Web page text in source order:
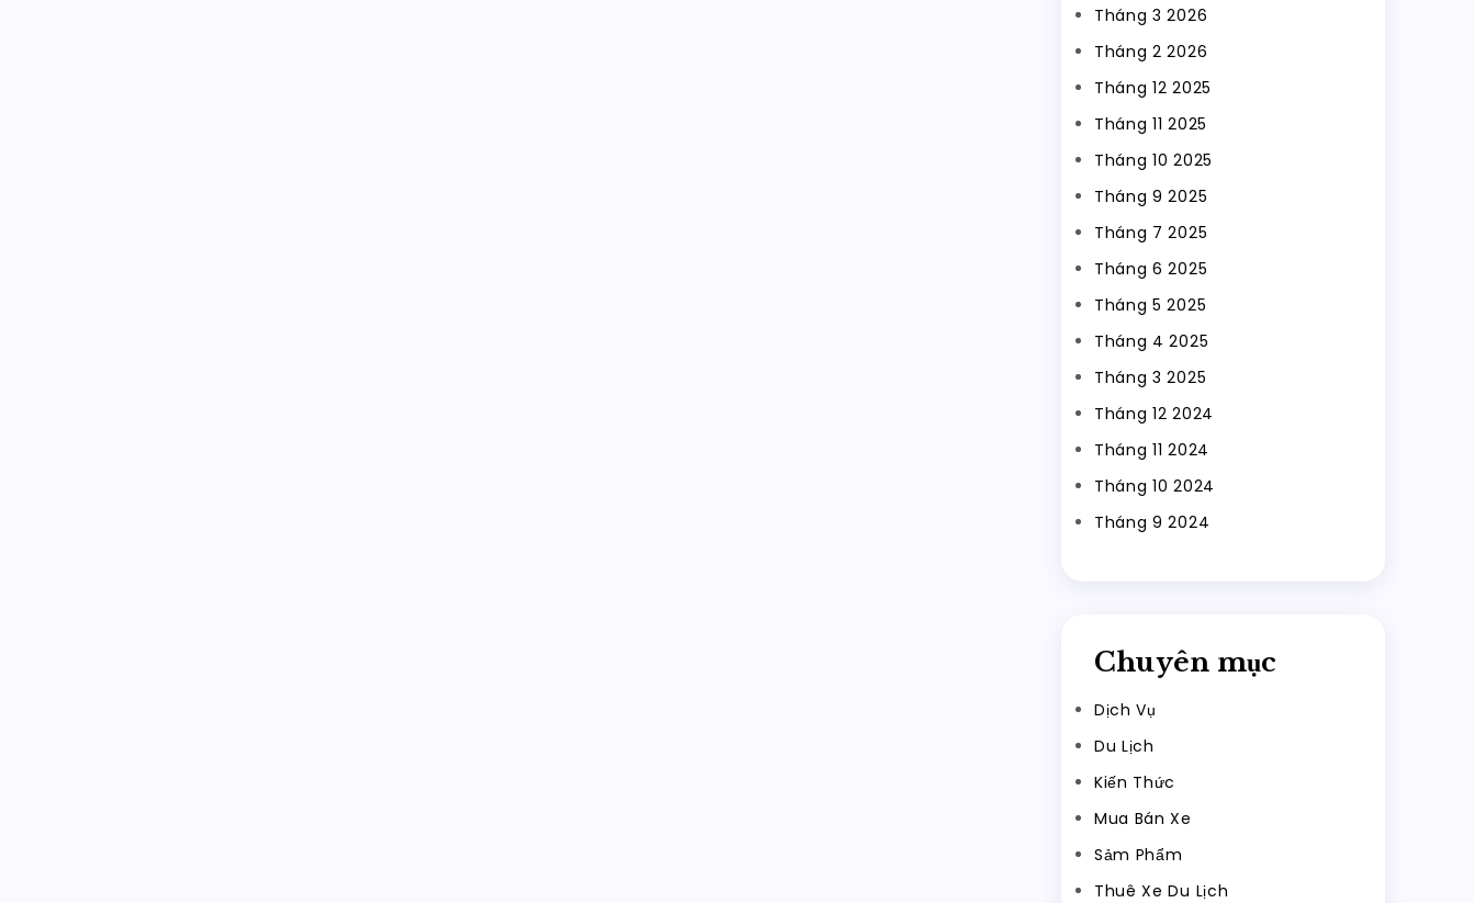
Tháng 3 2026
Tháng 2 2026
Tháng 12 2025
Tháng 11 2025
Tháng 10 2025
Tháng 9 2025
Tháng 7 2025
Tháng 6 2025
Tháng 5 2025
Tháng 4 2025
Tháng 3 2025
Tháng 12 2024
Tháng 11 2024
Tháng 10 2024
Tháng 9 2024
Chuyên mục
Dịch Vụ
Du Lịch
Kiến Thức
Mua Bán Xe
Sảm Phẩm
Thuê Xe Du Lịch